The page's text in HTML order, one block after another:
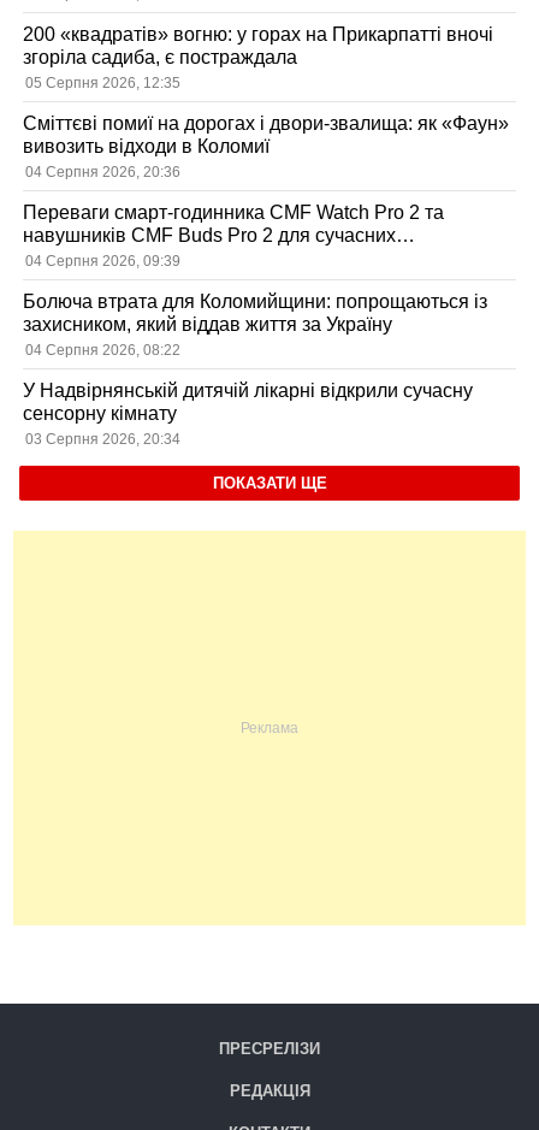
200 «квадратів» вогню: у горах на Прикарпатті вночі
згоріла садиба, є постраждала
05 Серпня 2026, 12:35
Сміттєві помиї на дорогах і двори-звалища: як «Фаун»
вивозить відходи в Коломиї
04 Серпня 2026, 20:36
Переваги смарт-годинника CMF Watch Pro 2 та
навушників CMF Buds Pro 2 для сучасних
користувачів
04 Серпня 2026, 09:39
Болюча втрата для Коломийщини: попрощаються із
захисником, який віддав життя за Україну
04 Серпня 2026, 08:22
У Надвірнянській дитячій лікарні відкрили сучасну
сенсорну кімнату
03 Серпня 2026, 20:34
ПОКАЗАТИ ЩЕ
ПРЕСРЕЛІЗИ
РЕДАКЦІЯ